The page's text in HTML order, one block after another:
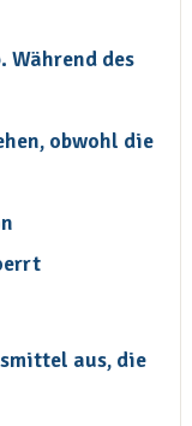
Während des
obwohl die
aus, die